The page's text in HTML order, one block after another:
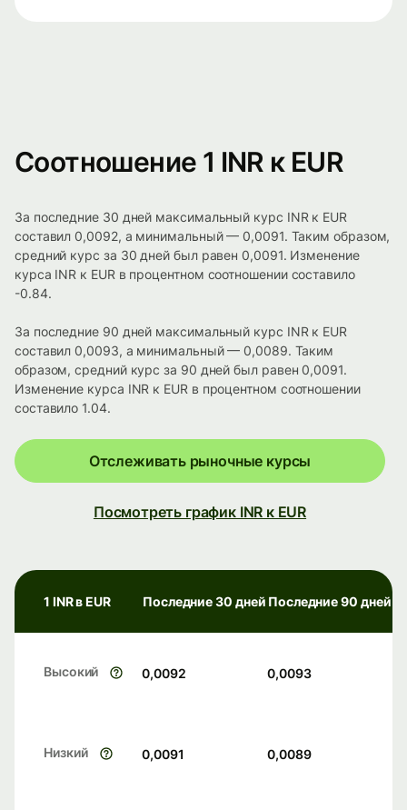
Соотношение 1 INR к EUR
За последние 30 дней максимальный курс INR к EUR
составил 0,0092, а минимальный — 0,0091. Таким образом,
средний курс за 30 дней был равен 0,0091. Изменение
курса INR к EUR в процентном соотношении составило
-0.84.
За последние 90 дней максимальный курс INR к EUR
составил 0,0093, а минимальный — 0,0089. Таким
образом, средний курс за 90 дней был равен 0,0091.
Изменение курса INR к EUR в процентном соотношении
составило 1.04.
Отслеживать рыночные курсы
Посмотреть график INR к EUR
1 INR в EUR Последние 30 дней Последние 90 дней
Высокий 0,0092 0,0093
Низкий 0,0091 0,0089